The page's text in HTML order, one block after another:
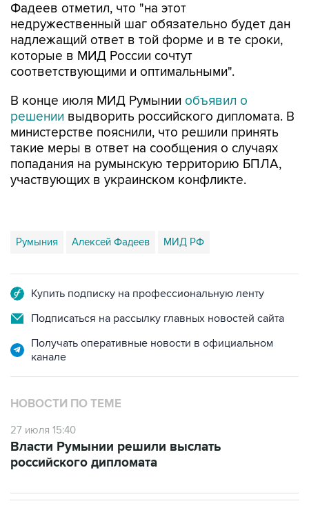
Фадеев отметил, что "на этот
недружественный шаг обязательно будет дан
надлежащий ответ в той форме и в те сроки,
которые в МИД России сочтут
соответствующими и оптимальными".
В конце июля МИД Румынии объявил о
решении выдворить российского дипломата. В
министерстве пояснили, что решили принять
такие меры в ответ на сообщения о случаях
попадания на румынскую территорию БПЛА,
участвующих в украинском конфликте.
Румыния Алексей Фадеев МИД РФ
Купить подписку на профессиональную ленту
Подписаться на рассылку главных новостей сайта
Получать оперативные новости в официальном
канале
НОВОСТИ ПО ТЕМЕ
27 июля 15:40
Власти Румынии решили выслать
российского дипломата